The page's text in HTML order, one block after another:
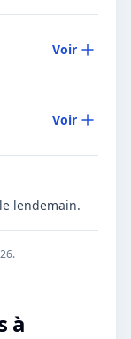
Voir
Voir
lendemain.
à